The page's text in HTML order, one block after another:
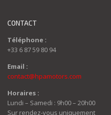
CONTACT
Téléphone :
+33 6 87 59 80 94
Email :
contact@hpamotors.com
Horaires :
Lundi – Samedi : 9h00 – 20h00
Sur rendez-vous uniquement